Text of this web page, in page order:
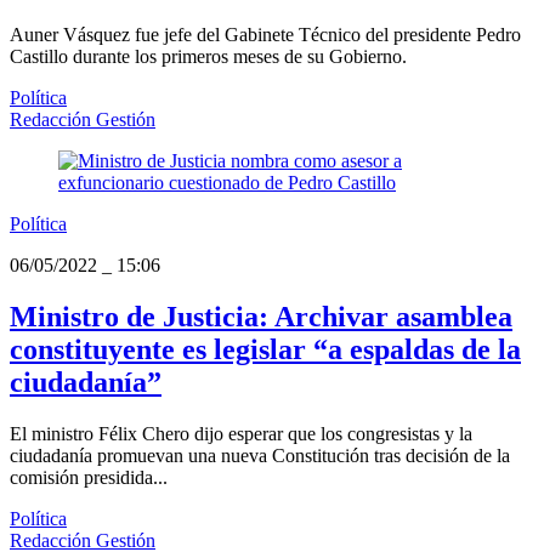
Auner Vásquez fue jefe del Gabinete Técnico del presidente Pedro
Castillo durante los primeros meses de su Gobierno.
Política
Redacción Gestión
Política
06/05/2022
15:06
Ministro de Justicia: Archivar asamblea
constituyente es legislar “a espaldas de la
ciudadanía”
El ministro Félix Chero dijo esperar que los congresistas y la
ciudadanía promuevan una nueva Constitución tras decisión de la
comisión presidida...
Política
Redacción Gestión